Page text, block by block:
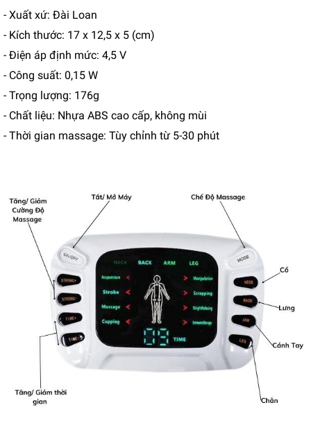
- Xuất xứ: Đài Loan
- Kích thước: 17 x 12,5 x 5 (cm)
- Điện áp định mức: 4,5 V
- Công suất: 0,15 W
- Trọng lượng: 176g
- Chất liệu: Nhựa ABS cao cấp, không mùi
- Thời gian massage: Tùy chỉnh từ 5-30 phút